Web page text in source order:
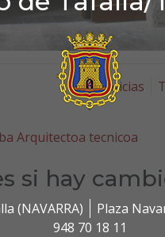
(NAVARRA)
Plaza
948 70 18 11
Noticias
Arquitectoa tecnicoa
si hay